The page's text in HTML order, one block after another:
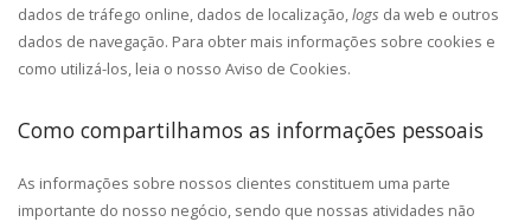
dados de tráfego online, dados de localização,logs da web e outros
dados de navegação. Para obter mais informações sobre cookies e
como utilizá-los, leia o nosso Aviso de Cookies.
Como compartilhamos as informações pessoais
As informações sobre nossos clientes constituem uma parte
importante do nosso negócio, sendo que nossas atividades não